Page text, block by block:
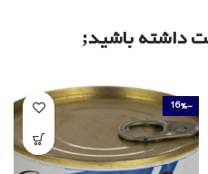
داشته باشید;
-16%